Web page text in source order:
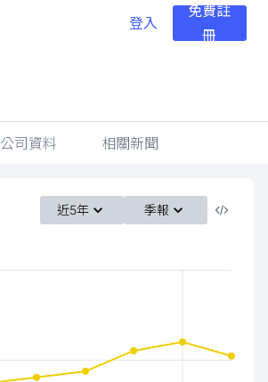
登入
免費註
冊
公司資料 相關新聞
近5年 季報